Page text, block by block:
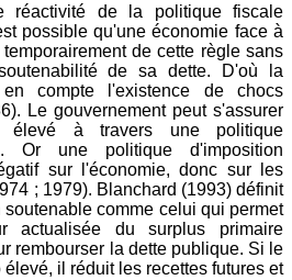
réactivité de la politique fiscale
possible qu'une économie face à
de cette règle sans
de sa dette. D'où la
compte l'existence de chocs
Le gouvernement peut s'assurer
élevé à travers une politique
Or une politique d'imposition
sur l'économie, donc sur les
; 1979). Blanchard (1993) définit
comme celui qui permet
actualisée du surplus primaire
rembourser la dette publique. Si le
il réduit les recettes futures et